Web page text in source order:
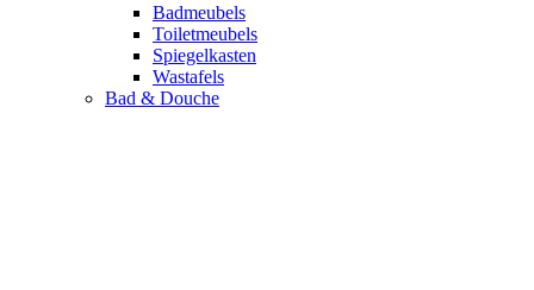
Badmeubels
Toiletmeubels
Spiegelkasten
Wastafels
Bad & Douche